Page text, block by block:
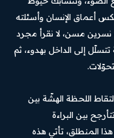
أعماق الإنسان وأسئلته
«من علو ٢» للكاتبة نسرين مسن، لا نقرأ مجرد
إلى الداخل بهدوء، ثم
اللحظة الهشّة بين
بين البراءة
المنطلق، تأتي هذه